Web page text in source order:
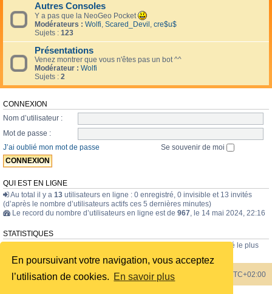
En poursuivant votre navigation, vous acceptez
l’utilisation de cookies. En savoir plus
Autres Consoles
Y a pas que la NeoGeo Pocket
Modérateurs : Wolfi, Scared_Devil, cre$u$
Sujets : 123
Présentations
Venez montrer que vous n'êtes pas un bot ^^
Modérateur : Wolfi
Sujets : 2
CONNEXION
Nom d’utilisateur :
Mot de passe :
J’ai oublié mon mot de passe
Se souvenir de moi
QUI EST EN LIGNE
Au total il y a 13 utilisateurs en ligne : 0 enregistré, 0 invisible et 13 invités
(d’après le nombre d’utilisateurs actifs ces 5 dernières minutes)
Le record du nombre d’utilisateurs en ligne est de 967, le 14 mai 2024, 22:16
STATISTIQUES
membres • Le membre enregistré le plus
récent est
internavigator
Index du forum Heures au format UTC+02:00